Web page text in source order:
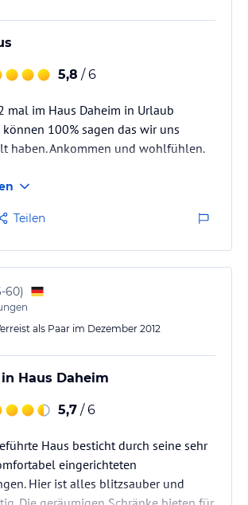
5,8 / 6
mal im Haus Daheim in Urlaub
100% sagen das wir uns
haben. Ankommen und wohlfühlen.
Teilen
60)
als Paar im Dezember 2012
Haus Daheim
5,7 / 6
Haus besticht durch seine sehr
eingerichteten
Hier ist alles blitzsauber und